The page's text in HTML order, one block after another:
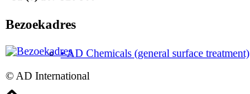
• AD Chemicals (general surface treatment)
Bezoekadres
© AD International